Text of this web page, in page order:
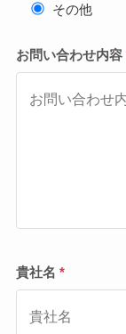
その他
お問い合わせ内容
貴社名 *